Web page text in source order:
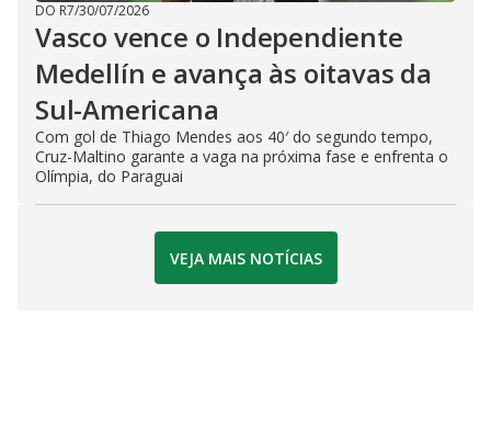
DO R7/30/07/2026
Vasco vence o Independiente
Medellín e avança às oitavas da
Sul-Americana
Com gol de Thiago Mendes aos 40′ do segundo tempo,
Cruz-Maltino garante a vaga na próxima fase e enfrenta o
Olímpia, do Paraguai
VEJA MAIS NOTÍCIAS